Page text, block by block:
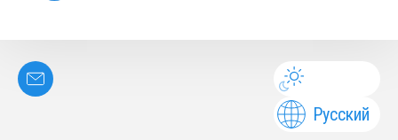
Русский